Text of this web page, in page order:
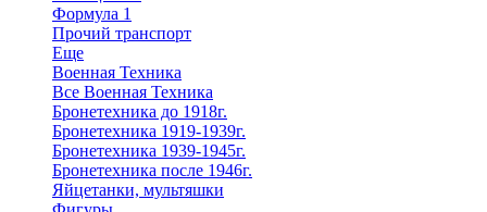
Формула 1
Прочий транспорт
Еще
Военная Техника
Все Военная Техника
Бронетехника до 1918г.
Бронетехника 1919-1939г.
Бронетехника 1939-1945г.
Бронетехника после 1946г.
Яйцетанки, мультяшки